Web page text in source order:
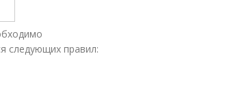
следующих правил: